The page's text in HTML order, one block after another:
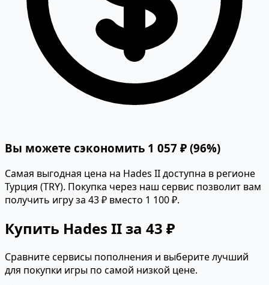
Вы можете сэкономить 1 057 ₽ (96%)
Самая выгодная цена на Hades II доступна в регионе
Турция (TRY). Покупка через наш сервис позволит вам
получить игру за 43 ₽ вместо 1 100 ₽.
Купить Hades II за 43 ₽
Сравните сервисы пополнения и выберите лучший
для покупки игры по самой низкой цене.